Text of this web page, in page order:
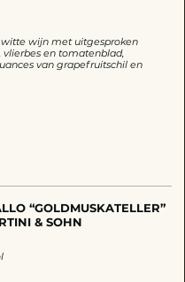
witte wijn met uitgesproken
vlierbes en tomatenblad,
van grapefruitschil en
“GOLDMUSKATELLER”
& SOHN